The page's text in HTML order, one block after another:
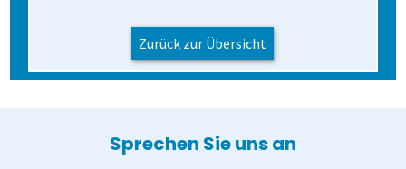
Zurück zur Übersicht
Sprechen Sie uns an